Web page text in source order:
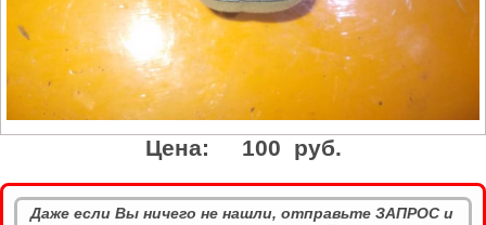
Цена: 100 руб.
Даже если Вы ничего не нашли, отправьте ЗАПРОС и